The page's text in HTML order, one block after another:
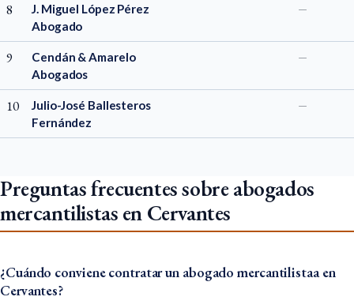
8
J. Miguel López Pérez
Abogado
—
9
Cendán & Amarelo
Abogados
—
10
Julio-José Ballesteros
Fernández
—
Preguntas frecuentes sobre abogados
mercantilistas en Cervantes
¿Cuándo conviene contratar un abogado mercantilistaa en
Cervantes?